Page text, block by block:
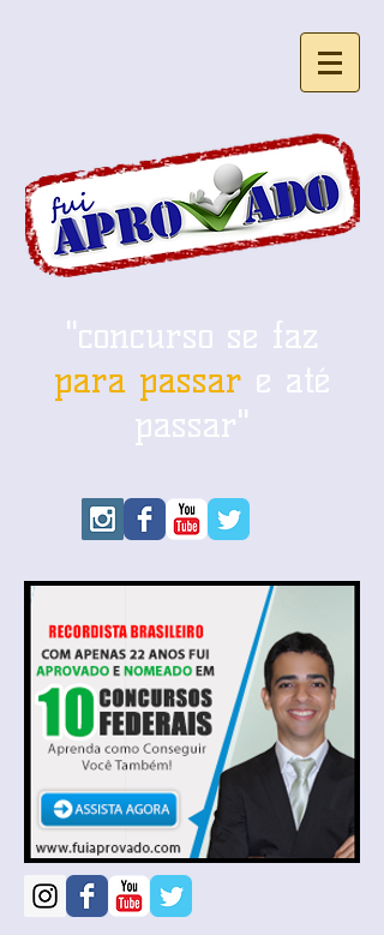
"concurso se faz
para passar e até
passar"